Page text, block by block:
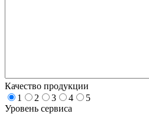
Качество продукции
1
2 3 4
5
Уровень сервиса